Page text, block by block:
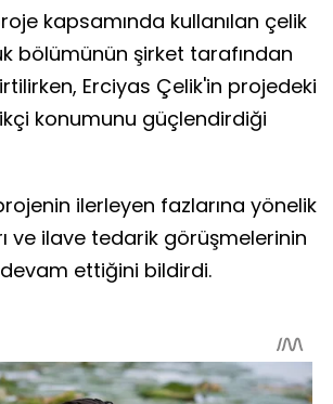
kapsamında kullanılan çelik
bölümünün şirket tarafından
Erciyas Çelik'in projedeki
konumunu güçlendirdiği
ilerleyen fazlarına yönelik
ve ilave tedarik görüşmelerinin
ettiğini bildirdi.